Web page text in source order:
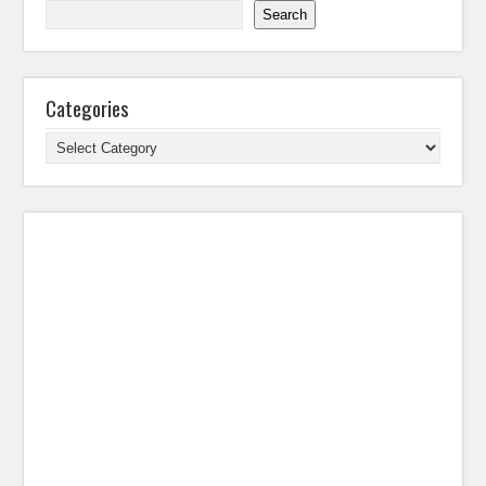
Search
Categories
Categories